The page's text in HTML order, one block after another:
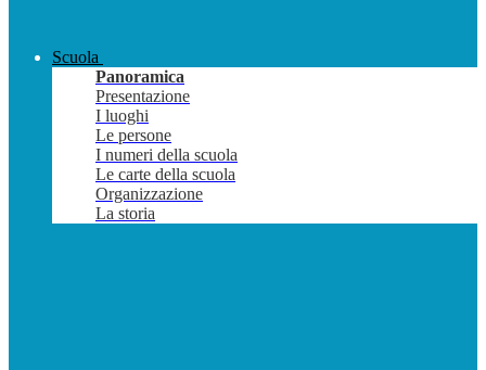
Scuola
Panoramica
Presentazione
I luoghi
Le persone
I numeri della scuola
Le carte della scuola
Organizzazione
La storia